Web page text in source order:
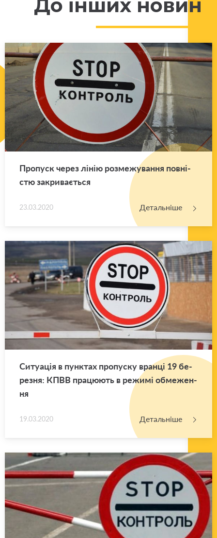
До інших новин
Про­пуск через лінію роз­ме­жу­ва­н­ня пов­ні­
стю за­кри­ва­є­ться
23.03.2020 Детальніше
Си­ту­а­ція в пун­ктах про­пу­ску вран­ці 19 бе­
ре­зня: КПВВ пра­цю­ють в ре­жи­мі обме­же­н­
ня
19.03.2020 Детальніше